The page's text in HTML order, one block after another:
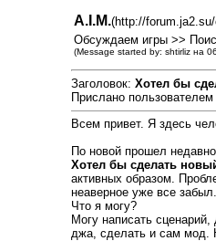
A.I.M.(http://
Обсуждаем игры >>
(Message started by: shtirliz на
Заголовок: Хотел бы
Прислано пользователем
Всем привет. Я здесь
По новой прошел
Хотел бы сделать
активных образом.
неаверное уже все
Что я могу?
Могу написать
джа, сделать и сам мод.